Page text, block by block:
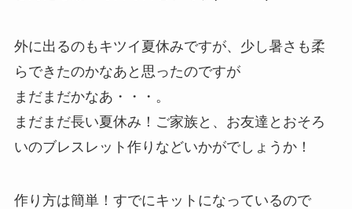
外に出るのもキツイ夏休みですが、少し暑さも柔
らできたのかなあと思ったのですが
まだまだかなあ・・・。
まだまだ長い夏休み！ご家族と、お友達とおそろ
いのブレスレット作りなどいかがでしょうか！
作り方は簡単！すでにキットになっているので